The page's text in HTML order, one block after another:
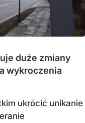
duże zmiany
wykroczenia
ukrócić unikanie